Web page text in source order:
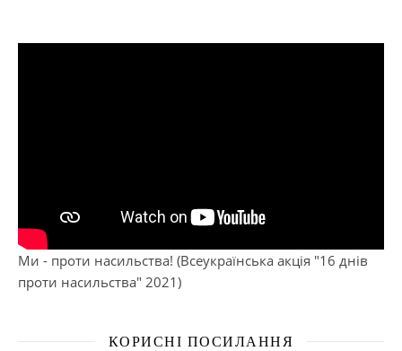
Ми - проти насильства! (Всеукраїнська акція "16 днів
проти насильства" 2021)
КОРИСНІ ПОСИЛАННЯ